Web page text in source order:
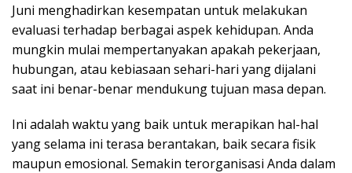
Juni menghadirkan kesempatan untuk melakukan
evaluasi terhadap berbagai aspek kehidupan. Anda
mungkin mulai mempertanyakan apakah pekerjaan,
hubungan, atau kebiasaan sehari-hari yang dijalani
saat ini benar-benar mendukung tujuan masa depan.
Ini adalah waktu yang baik untuk merapikan hal-hal
yang selama ini terasa berantakan, baik secara fisik
maupun emosional. Semakin terorganisasi Anda dalam